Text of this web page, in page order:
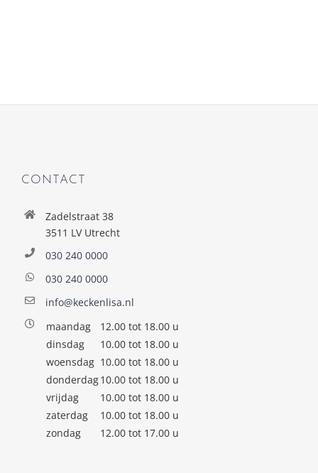
CONTACT
Zadelstraat 38
3511 LV Utrecht
030 240 0000
030 240 0000
info@keckenlisa.nl
maandag
12.00 tot 18.00 u
dinsdag
10.00 tot 18.00 u
woensdag 10.00 tot 18.00 u
donderdag10.00 tot 18.00 u
vrijdag
10.00 tot 18.00 u
zaterdag
10.00 tot 18.00 u
zondag
12.00 tot 17.00 u